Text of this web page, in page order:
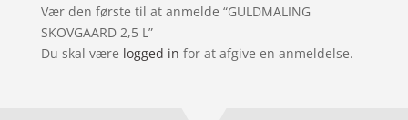
Vær den første til at anmelde “GULDMALING
SKOVGAARD 2,5 L”
Du skal være logged in for at afgive en anmeldelse.